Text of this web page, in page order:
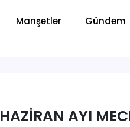
Manşetler Gündem
HAZİRAN AYI